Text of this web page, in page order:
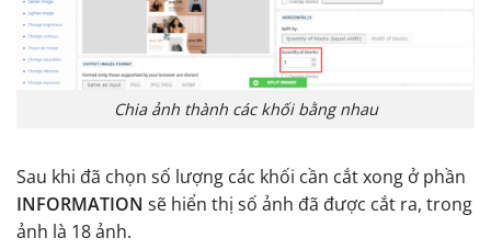
Chia ảnh thành các khối bằng nhau
Sau khi đã chọn số lượng các khối cần cắt xong ở phần
INFORMATION sẽ hiển thị số ảnh đã được cắt ra, trong
ảnh là 18 ảnh.